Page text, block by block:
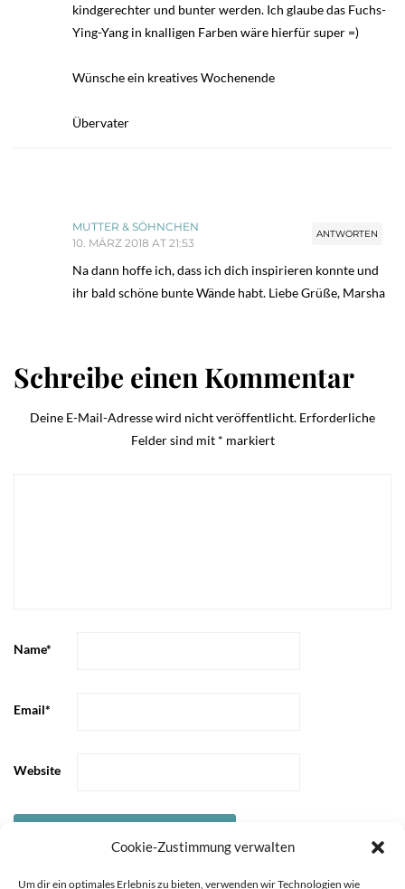
Cookie-Zustimmung verwalten
Um dir ein optimales Erlebnis zu bieten, verwenden wir Technologien wie
kindgerechter und bunter werden. Ich glaube das Fuchs-
Ying-Yang in knalligen Farben wäre hierfür super =)
Wünsche ein kreatives Wochenende
Übervater
ANTWORTEN
MUTTER & SÖHNCHEN
10. MÄRZ 2018 AT 21:53
Na dann hoffe ich, dass ich dich inspirieren konnte und
ihr bald schöne bunte Wände habt. Liebe Grüße, Marsha
Schreibe einen Kommentar
Deine E-Mail-Adresse wird nicht veröffentlicht. Erforderliche
Felder sind mit * markiert
Name*
Email*
Website